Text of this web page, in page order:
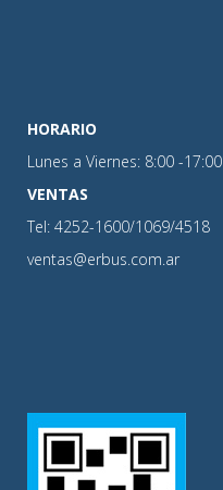
HORARIO
Lunes a Viernes: 8:00 -17:00
VENTAS
Tel: 4252-1600/1069/4518
ventas@erbus.com.ar